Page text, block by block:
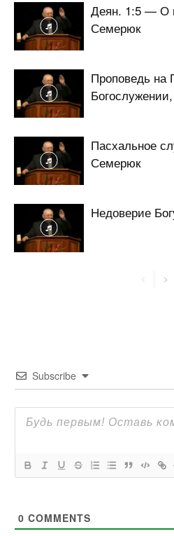
Деян. 1:5 — О
Семерюк
Проповедь на
Пасхальное
Семерюк
Недоверие
Subscribe
0 COMMENTS